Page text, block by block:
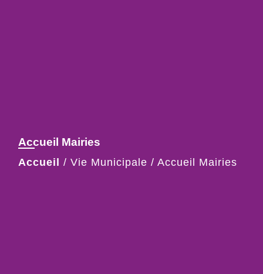
Accueil Mairies
Accueil / Vie Municipale / Accueil Mairies